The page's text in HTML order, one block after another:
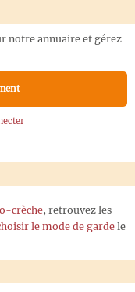
notre annuaire et gérez
crèche, retrouvez les
le mode de gardele